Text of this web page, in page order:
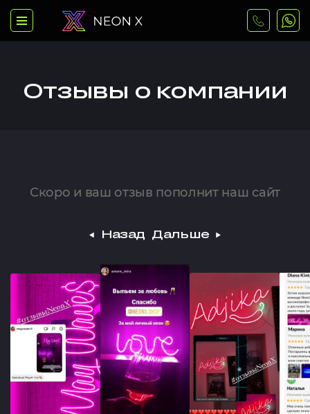
Отзывы о компании
Скоро и ваш отзыв пополнит наш сайт
Назад Дальше